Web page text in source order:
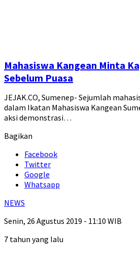
Mahasiswa Kangean Minta
Sebelum Puasa
JEJAK.CO, Sumenep- Sejumlah
dalam Ikatan Mahasiswa Kangean
aksi demonstrasi…
Bagikan
Facebook
Twitter
Google
Whatsapp
NEWS
Senin, 26 Agustus 2019 - 11:10 WIB
7 tahun yang lalu